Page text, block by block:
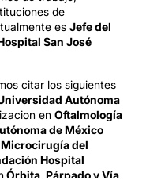
de
es Jefe del
San José
citar los siguientes
Autónoma
en Oftalmología
de México
Microcirugía del
Hospital
Órbita, Párpado y Vía